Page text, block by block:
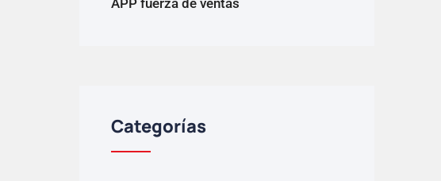
APP fuerza de ventas
Categorías